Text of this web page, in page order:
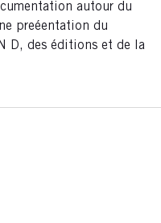
autour du
preéentation du
D, des éditions et de la